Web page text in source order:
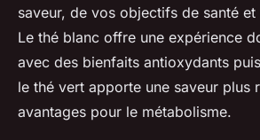
saveur, de vos objectifs de santé
Le thé blanc offre une expérience
avec des bienfaits antioxydants
le thé vert apporte une saveur plus
avantages pour le métabolisme.